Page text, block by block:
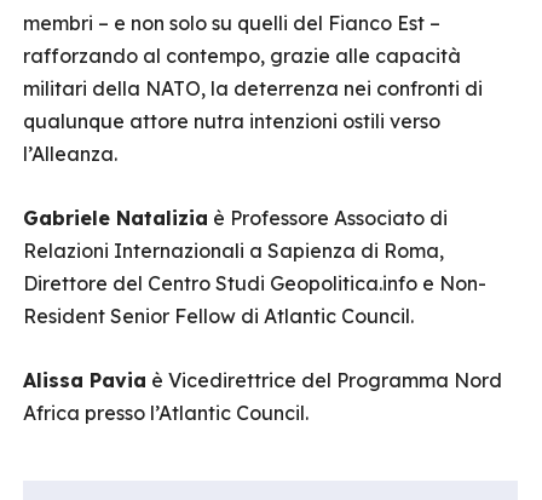
membri – e non solo su quelli del Fianco Est –
rafforzando al contempo, grazie alle capacità
militari della NATO, la deterrenza nei confronti di
qualunque attore nutra intenzioni ostili verso
l’Alleanza.
Gabriele Natalizia è Professore Associato di
Relazioni Internazionali a Sapienza di Roma,
Direttore del Centro Studi Geopolitica.info e Non-
Resident Senior Fellow di Atlantic Council.
Alissa Pavia è Vicedirettrice del Programma Nord
Africa presso l’Atlantic Council.